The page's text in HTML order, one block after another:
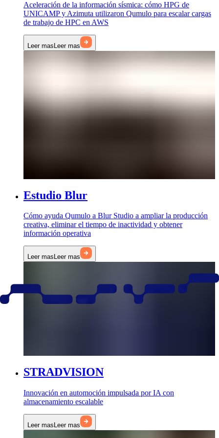
Aceleración de la información sísmica: cómo HPG de
UNICAMP y Azimuta utilizaron Qumulo para escalar cargas
de trabajo de HPC en AWS
Leer mas Leer mas
Estudio Blur
Cómo ayuda Qumulo a Blur Studio a ampliar la producción
creativa, eliminar el tiempo de inactividad y obtener
información operativa
Leer mas Leer mas
STRADVISION
Innovación en automoción impulsada por IA con
almacenamiento escalable
Leer mas Leer mas